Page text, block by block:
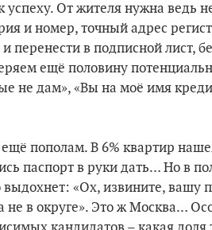
успеху. От жителя нужна ведь
и номер, точный адрес
перенести в подписной лист,
ещё половину
не дам», «Вы на моё имя
пополам. В 6% квартир
паспорт в руки дать… Но в
«Ох, извините, вашу
не в округе». Это ж Москва…